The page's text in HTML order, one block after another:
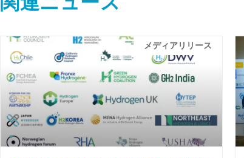
メディアリリース